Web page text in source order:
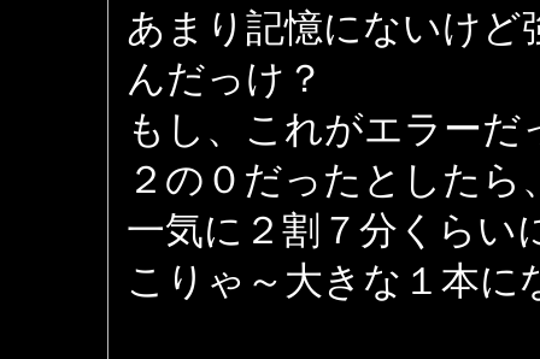
あまり記憶にないけど
んだっけ？
もし、これがエラーだ
２の０だったとした
一気に２割７分くらい
こりゃ～大きな１本に